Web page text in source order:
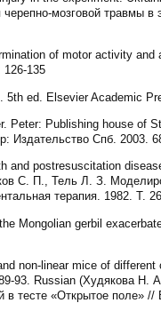
мозговой травмы в
of motor activity and
135
ed. Elsevier Academic
Publishing house of
Издательство Спб. 2003.
and postresuscitation
С. П., Тель Л. З.
терапия. 1982. Т.
Mongolian gerbil
non-linear mice of
93. Russian (Худякова Н.
тесте «Открытое поле» //